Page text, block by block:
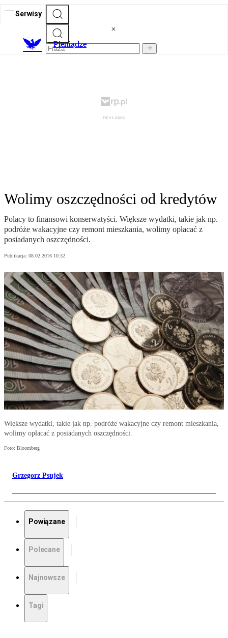
Serwisy
Pieniądze
Wolimy oszczędności od kredytów
Polacy to finansowi konserwatyści. Większe wydatki, takie jak np.
podróże wakacyjne czy remont mieszkania, wolimy opłacać z
posiadanych oszczędności.
Publikacja: 08.02.2016 10:32
Większe wydatki, takie jak np. podróże wakacyjne czy remont mieszkania,
wolimy opłacać z posiadanych oszczędności.
Foto: Bloomberg
Grzegorz Psujek
Powiązane
Polecane
Najnowsze
Tagi